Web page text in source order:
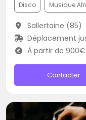
Disco Musique
Sallertaine (85)
Déplacement
À partir de 900€
Contacter